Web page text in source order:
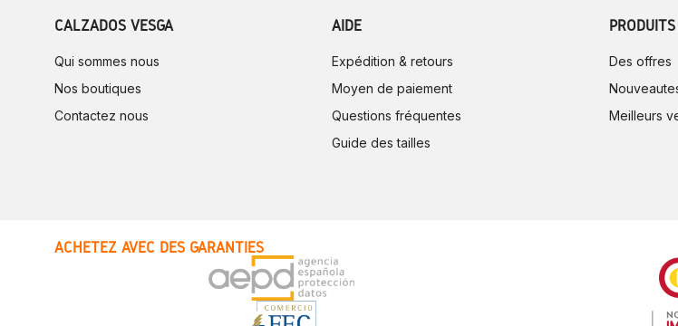
CALZADOS VESGA
Qui sommes nous
Nos boutiques
Contactez nous
AIDE
Expédition & retours
Moyen de paiement
Questions fréquentes
Guide des tailles
PRODUITS
Des offres
Meilleurs
ACHETEZ AVEC DES GARANTIES